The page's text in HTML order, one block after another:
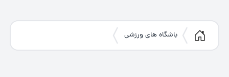
باشگاه های ورزشی